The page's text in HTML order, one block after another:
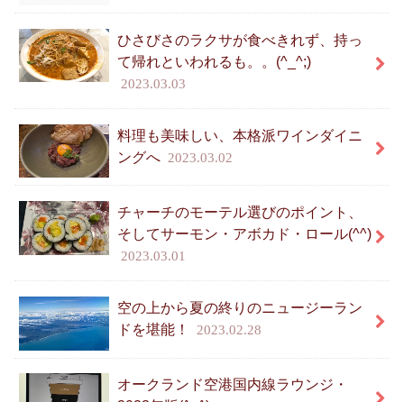
ひさびさのラクサが食べきれず、持っ
て帰れといわれるも。。(^_^;)
2023.03.03
料理も美味しい、本格派ワインダイニ
ングへ
2023.03.02
チャーチのモーテル選びのポイント、
そしてサーモン・アボカド・ロール(^^)
2023.03.01
空の上から夏の終りのニュージーラン
ドを堪能！
2023.02.28
オークランド空港国内線ラウンジ・